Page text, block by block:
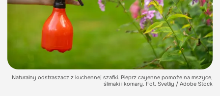
Naturalny odstraszacz z kuchennej szafki. Pieprz cayenne pomoże na mszyce,
ślimaki i komary. Fot. Svetliy / Adobe Stock